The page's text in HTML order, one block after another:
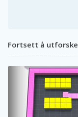
Fortsett å utforske